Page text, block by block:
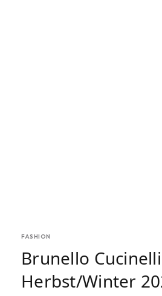
FASHION
Brunello
Herbst/Winter